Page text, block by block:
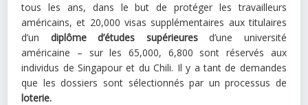
tous les ans, dans le but de protéger les travailleurs
américains, et 20,000 visas supplémentaires aux titulaires
d’un diplôme d’études supérieuresd’une université
américaine – sur les 65,000, 6,800 sont réservés aux
individus de Singapour et du Chili. Il y a tant de demandes
que les dossiers sont sélectionnés par un processus de
loterie.